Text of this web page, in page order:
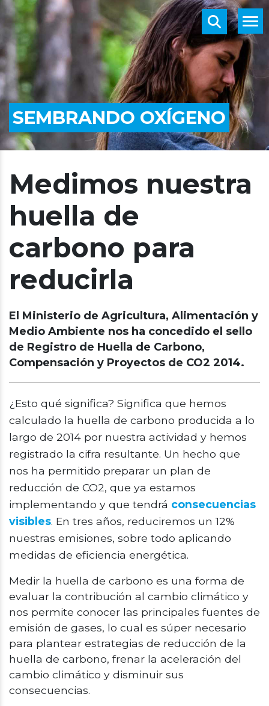
SEMBRANDO OXÍGENO
Medimos nuestra
huella de
carbono para
reducirla
El Ministerio de Agricultura, Alimentación y
Medio Ambiente nos ha concedido el sello
de Registro de Huella de Carbono,
Compensación y Proyectos de CO2 2014.
¿Esto qué significa? Significa que hemos
calculado la huella de carbono producida a lo
largo de 2014 por nuestra actividad y hemos
registrado la cifra resultante. Un hecho que
nos ha permitido preparar un plan de
reducción de CO2, que ya estamos
implementando y que tendrá consecuencias
visibles. En tres años, reduciremos un 12%
nuestras emisiones, sobre todo aplicando
medidas de eficiencia energética.
Medir la huella de carbono es una forma de
evaluar la contribución al cambio climático y
nos permite conocer las principales fuentes de
emisión de gases, lo cual es súper necesario
para plantear estrategias de reducción de la
huella de carbono, frenar la aceleración del
cambio climático y disminuir sus
consecuencias.